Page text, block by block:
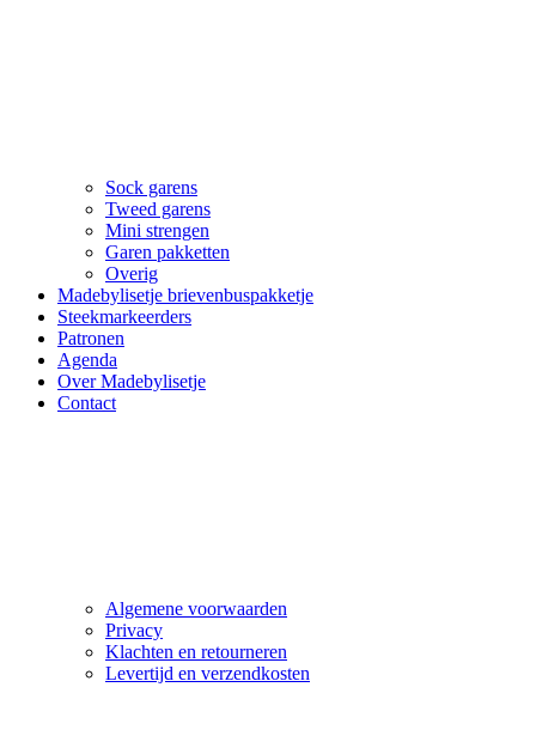
Sock garens
Tweed garens
Mini strengen
Garen pakketten
Overig
Madebylisetje brievenbuspakketje
Steekmarkeerders
Patronen
Agenda
Over Madebylisetje
Contact
Algemene voorwaarden
Privacy
Klachten en retourneren
Levertijd en verzendkosten